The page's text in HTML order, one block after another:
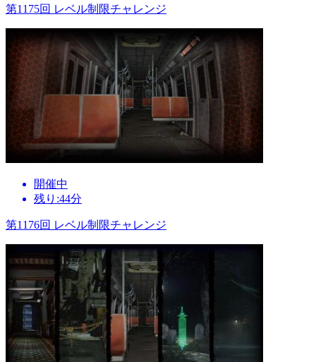
第1175回 レベル制限チャレンジ
開催中
残り:44分
第1176回 レベル制限チャレンジ